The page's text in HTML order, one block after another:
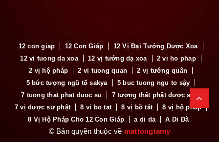
12 con giap 12 Con Giáp
12 Vị Đại Tướng Dược Xoa
12 vi tuong da xoa
12 vị tướng dạ xoa
2 vi ho phap
2 vị hộ pháp
2 vi tuong quan
2 vị tướng quân
5 bức tượng ngũ tổ sakya
5 buc tuong ngu to sậy
7 tuong that phat duoc su
7 tượng thất phật dược sư
7 vị dược sư phật
8 vi bo tat 8 vị bồ tát
8 vị hộ pháp
8 Vị Hộ Pháp Cho 12 Con Giáp
a di da A Di Đà
© Bản quyền thuộc về mattongtamy